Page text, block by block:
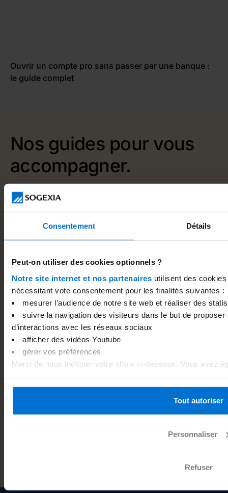
Consentement Détails
Peut-on utiliser des cookies optionnels ?
Notre site internet et nos partenaires utilisent des
nécessitant vote consentement pour les finalités suivantes :
mesurer l’audience de notre site web et réaliser des
suivre la navigation des visiteurs dans le but de
d’interactions avec les réseaux sociaux
afficher des vidéos Youtube
gérer vos préférences
Merci de nous indiquer votre choix ci-dessous. Vous avez
au bas de chaque page du site internet. Pour plus
Tout autoriser
Personnaliser
Refuser
Ouvrir un compte pro sans passer par une banque :
le guide complet
Nos guides pour vous
accompagner.
24
.
Paiement d’une facture auto-entrepreneur : comment
gérer les retards, les impayés et les pénalités de